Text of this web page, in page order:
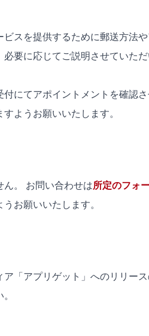
スを提供するために郵送方法
要に応じてご説明させていただ
にてアポイントメントを確認
ようお願いいたします。
。 お問い合わせは所定のフォ
お願いいたします。
「アプリゲット」へのリリー